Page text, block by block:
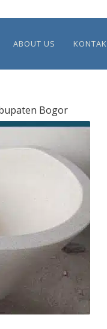
ABOUT US KONTAK
Bogor